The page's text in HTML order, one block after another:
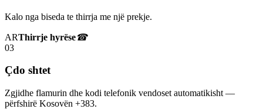
Kalo nga biseda te thirrja me një prekje.
ARThirrje hyrëse☎
03
Çdo shtet
Zgjidhe flamurin dhe kodi telefonik vendoset automatikisht —
përfshirë Kosovën +383.